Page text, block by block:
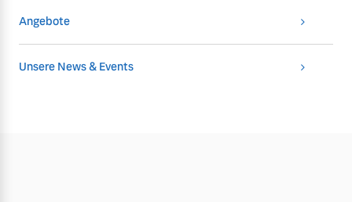
Angebote
Unsere News & Events